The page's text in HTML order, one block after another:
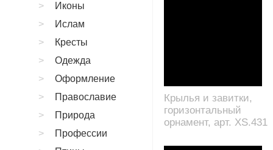
Крылья и завитки,
горизонтальный
орнамент, арт. XS.431
Иконы
Ислам
Кресты
Одежда
Оформление
Православие
Природа
Профессии